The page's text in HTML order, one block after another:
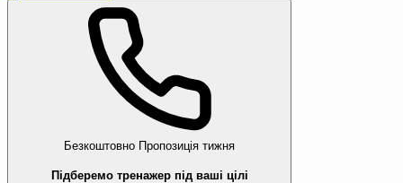
Безкоштовно Пропозиція тижня
Підберемо тренажер під ваші цілі